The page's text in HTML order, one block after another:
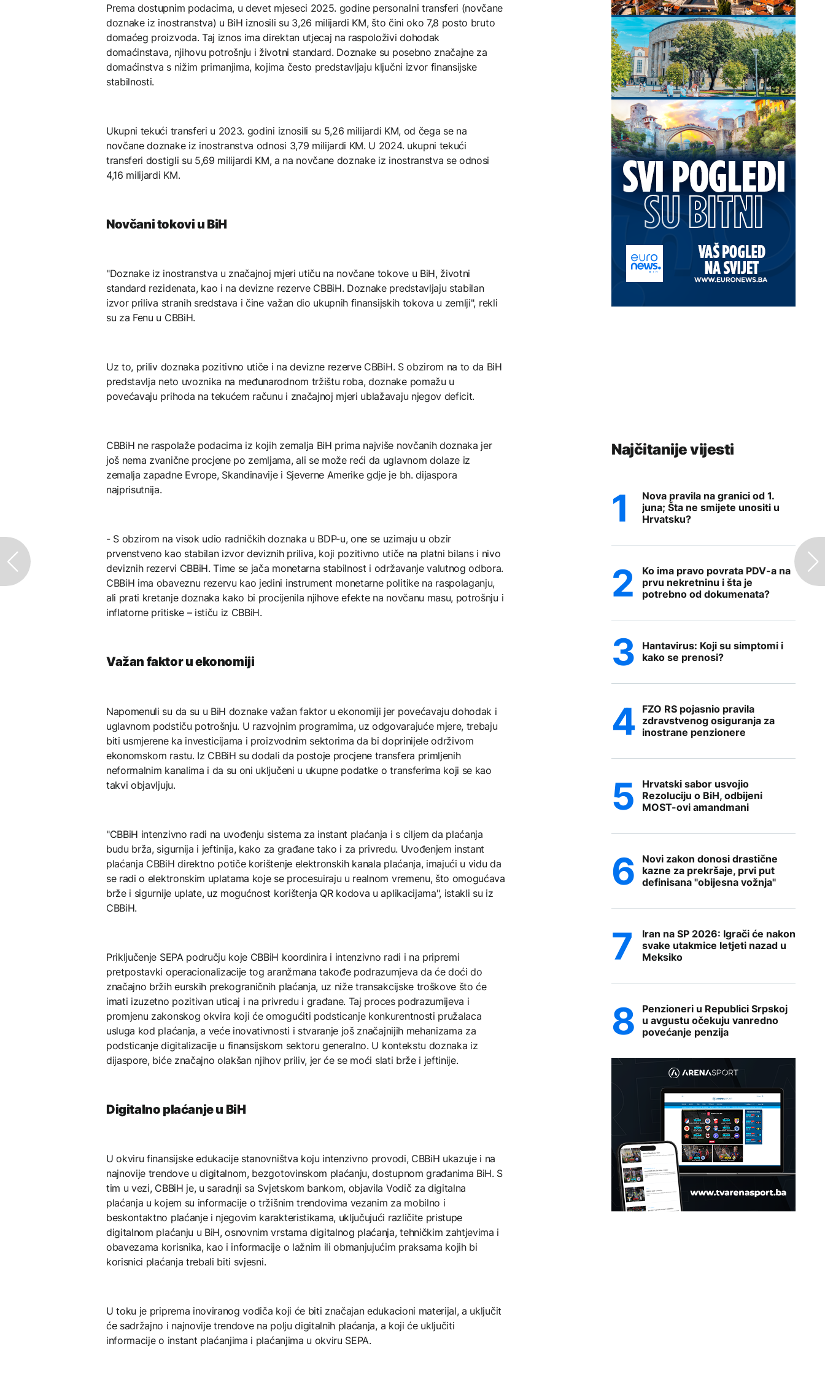
Prema dostupnim podacima, u devet mjeseci 2025. godine personalni transferi (novčane
doznake iz inostranstva) u BiH iznosili su 3,26 milijardi KM, što čini oko 7,8 posto bruto
domaćeg proizvoda. Taj iznos ima direktan utjecaj na raspoloživi dohodak
domaćinstava, njihovu potrošnju i životni standard. Doznake su posebno značajne za
domaćinstva s nižim primanjima, kojima često predstavljaju ključni izvor finansijske
stabilnosti.
Ukupni tekući transferi u 2023. godini iznosili su 5,26 milijardi KM, od čega se na
novčane doznake iz inostranstva odnosi 3,79 milijardi KM. U 2024. ukupni tekući
transferi dostigli su 5,69 milijardi KM, a na novčane doznake iz inostranstva se odnosi
4,16 milijardi KM.
Novčani tokovi u BiH
"Doznake iz inostranstva u značajnoj mjeri utiču na novčane tokove u BiH, životni
standard rezidenata, kao i na devizne rezerve CBBiH. Doznake predstavljaju stabilan
izvor priliva stranih sredstava i čine važan dio ukupnih finansijskih tokova u zemlji", rekli
su za Fenu u CBBiH.
Uz to, priliv doznaka pozitivno utiče i na devizne rezerve CBBiH. S obzirom na to da BiH
predstavlja neto uvoznika na međunarodnom tržištu roba, doznake pomažu u
povećavaju prihoda na tekućem računu i značajnoj mjeri ublažavaju njegov deficit.
CBBiH ne raspolaže podacima iz kojih zemalja BiH prima najviše novčanih doznaka jer
još nema zvanične procjene po zemljama, ali se može reći da uglavnom dolaze iz
zemalja zapadne Evrope, Skandinavije i Sjeverne Amerike gdje je bh. dijaspora
najprisutnija.
- S obzirom na visok udio radničkih doznaka u BDP-u, one se uzimaju u obzir
prvenstveno kao stabilan izvor deviznih priliva, koji pozitivno utiče na platni bilans i nivo
deviznih rezervi CBBiH. Time se jača monetarna stabilnost i održavanje valutnog odbora.
CBBiH ima obaveznu rezervu kao jedini instrument monetarne politike na raspolaganju,
ali prati kretanje doznaka kako bi procijenila njihove efekte na novčanu masu, potrošnju i
inflatorne pritiske – ističu iz CBBiH.
Važan faktor u ekonomiji
Napomenuli su da su u BiH doznake važan faktor u ekonomiji jer povećavaju dohodak i
uglavnom podstiču potrošnju. U razvojnim programima, uz odgovarajuće mjere, trebaju
biti usmjerene ka investicijama i proizvodnim sektorima da bi doprinijele održivom
ekonomskom rastu. Iz CBBiH su dodali da postoje procjene transfera primljenih
neformalnim kanalima i da su oni uključeni u ukupne podatke o transferima koji se kao
takvi objavljuju.
"CBBiH intenzivno radi na uvođenju sistema za instant plaćanja i s ciljem da plaćanja
budu brža, sigurnija i jeftinija, kako za građane tako i za privredu. Uvođenjem instant
plaćanja CBBiH direktno potiče korištenje elektronskih kanala plaćanja, imajući u vidu da
se radi o elektronskim uplatama koje se procesuiraju u realnom vremenu, što omogućava
brže i sigurnije uplate, uz mogućnost korištenja QR kodova u aplikacijama", istakli su iz
CBBiH.
Priključenje SEPA području koje CBBiH koordinira i intenzivno radi i na pripremi
pretpostavki operacionalizacije tog aranžmana takođe podrazumjeva da će doći do
značajno bržih eurskih prekograničnih plaćanja, uz niže transakcijske troškove što će
imati izuzetno pozitivan uticaj i na privredu i građane. Taj proces podrazumijeva i
promjenu zakonskog okvira koji će omogućiti podsticanje konkurentnosti pružalaca
usluga kod plaćanja, a veće inovativnosti i stvaranje još značajnijih mehanizama za
podsticanje digitalizacije u finansijskom sektoru generalno. U kontekstu doznaka iz
dijaspore, biće značajno olakšan njihov priliv, jer će se moći slati brže i jeftinije.
Digitalno plaćanje u BiH
U okviru finansijske edukacije stanovništva koju intenzivno provodi, CBBiH ukazuje i na
najnovije trendove u digitalnom, bezgotovinskom plaćanju, dostupnom građanima BiH. S
tim u vezi, CBBiH je, u saradnji sa Svjetskom bankom, objavila Vodič za digitalna
plaćanja u kojem su informacije o tržišnim trendovima vezanim za mobilno i
beskontaktno plaćanje i njegovim karakteristikama, uključujući različite pristupe
digitalnom plaćanju u BiH, osnovnim vrstama digitalnog plaćanja, tehničkim zahtjevima i
obavezama korisnika, kao i informacije o lažnim ili obmanjujućim praksama kojih bi
korisnici plaćanja trebali biti svjesni.
U toku je priprema inoviranog vodiča koji će biti značajan edukacioni materijal, a uključit
će sadržajno i najnovije trendove na polju digitalnih plaćanja, a koji će uključiti
informacije o instant plaćanjima i plaćanjima u okviru SEPA.
Najčitanije vijesti
Nova pravila na granici od 1.
juna; Šta ne smijete unositi u
Hrvatsku?
Ko ima pravo povrata PDV-a na
prvu nekretninu i šta je
potrebno od dokumenata?
Hantavirus: Koji su simptomi i
kako se prenosi?
FZO RS pojasnio pravila
zdravstvenog osiguranja za
inostrane penzionere
Hrvatski sabor usvojio
Rezoluciju o BiH, odbijeni
MOST-ovi amandmani
Novi zakon donosi drastične
kazne za prekršaje, prvi put
definisana "obijesna vožnja"
Iran na SP 2026: Igrači će nakon
svake utakmice letjeti nazad u
Meksiko
Penzioneri u Republici Srpskoj
u avgustu očekuju vanredno
povećanje penzija